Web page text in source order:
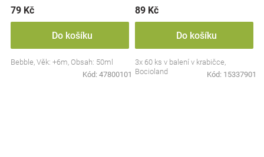
79 Kč
Do košíku
Bebble, Věk: +6m, Obsah: 50ml
Kód: 47800101
89 Kč
Do košíku
3x 60 ks v balení v krabičce,
Bocioland
Kód: 15337901